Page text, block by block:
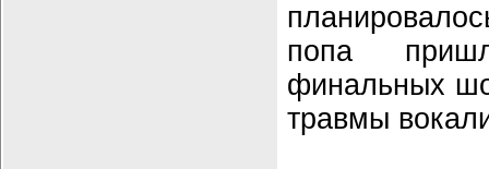
попа
финальных
травмы